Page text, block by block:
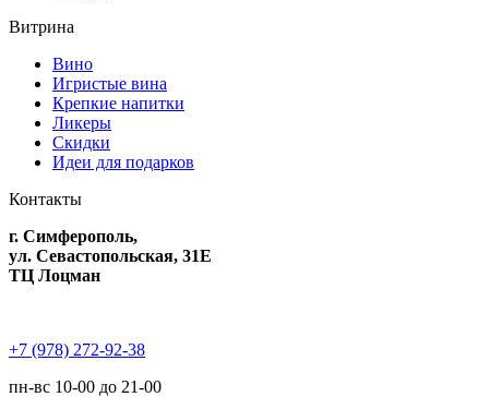
Витрина
Вино
Игристые вина
Крепкие напитки
Ликеры
Скидки
Идеи для подарков
Контакты
г. Симферополь,
ул. Севастопольская, 31Е
ТЦ Лоцман
+7 (978) 272-92-38
пн-вс 10-00 до 21-00